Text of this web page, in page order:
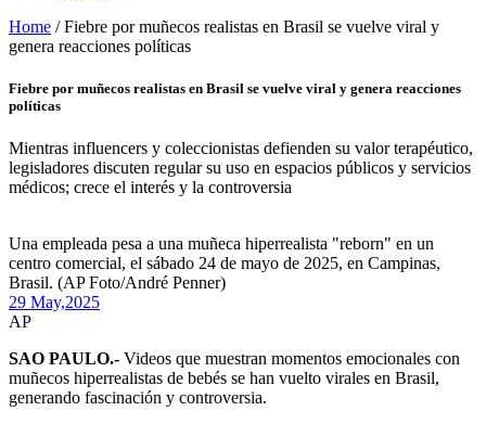
Home / Fiebre por muñecos realistas en Brasil se vuelve viral y
genera reacciones políticas
Fiebre por muñecos realistas en Brasil se vuelve viral y genera reacciones
políticas
Mientras influencers y coleccionistas defienden su valor terapéutico,
legisladores discuten regular su uso en espacios públicos y servicios
médicos; crece el interés y la controversia
Una empleada pesa a una muñeca hiperrealista "reborn" en un
centro comercial, el sábado 24 de mayo de 2025, en Campinas,
Brasil. (AP Foto/André Penner)
29 May,2025
AP
SAO PAULO.- Videos que muestran momentos emocionales con
muñecos hiperrealistas de bebés se han vuelto virales en Brasil,
generando fascinación y controversia.